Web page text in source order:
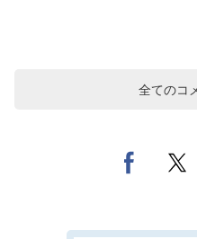
全てのコ